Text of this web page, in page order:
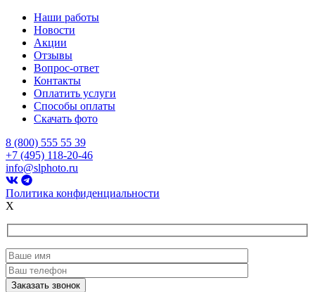
Наши работы
Новости
Акции
Отзывы
Вопрос-ответ
Контакты
Оплатить услуги
Способы оплаты
Скачать фото
8 (800) 555 55 39
+7 (495) 118-20-46
info@slphoto.ru
Политика конфиденциальности
X